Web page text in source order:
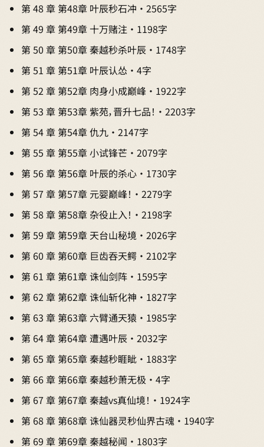
第 48 章 第48章 叶辰秒石冲 · 2565字
第 49 章 第49章 十万赌注 · 1198字
第 50 章 第50章 秦越秒杀叶辰 · 1748字
第 51 章 第51章 叶辰认怂 · 4字
第 52 章 第52章 肉身小成巅峰 · 1922字
第 53 章 第53章 紫苑，晋升七品！ · 2203字
第 54 章 第54章 仇九 · 2147字
第 55 章 第55章 小试锋芒 · 2079字
第 56 章 第56章 叶辰的杀心 · 1730字
第 57 章 第57章 元婴巅峰！ · 2279字
第 58 章 第58章 杂役止入！ · 2198字
第 59 章 第59章 天台山秘境 · 2026字
第 60 章 第60章 巨齿吞天鳄 · 2102字
第 61 章 第61章 诛仙剑阵 · 1595字
第 62 章 第62章 诛仙斩化神 · 1827字
第 63 章 第63章 六臂通天猿 · 1985字
第 64 章 第64章 遭遇叶辰 · 2032字
第 65 章 第65章 秦越秒睚眦 · 1883字
第 66 章 第66章 秦越秒萧无极 · 4字
第 67 章 第67章 秦越vs真仙境！ · 1924字
第 68 章 第68章 诛仙器灵秒仙界古魂 · 1940字
第 69 章 第69章 秦越秘闻 · 1803字